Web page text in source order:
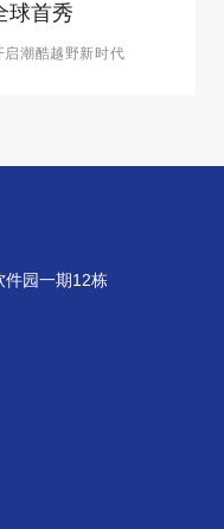
球首秀
潮酷越野新时代
件园一期12栋